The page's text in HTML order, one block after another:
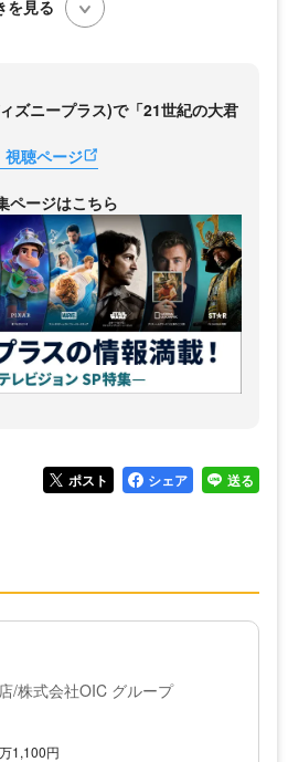
を見る
ズニープラス)で「21世紀の大君
視聴ページ
ページはこちら
ポスト シェア 送る
/株式会社OIC グループ
1,100円